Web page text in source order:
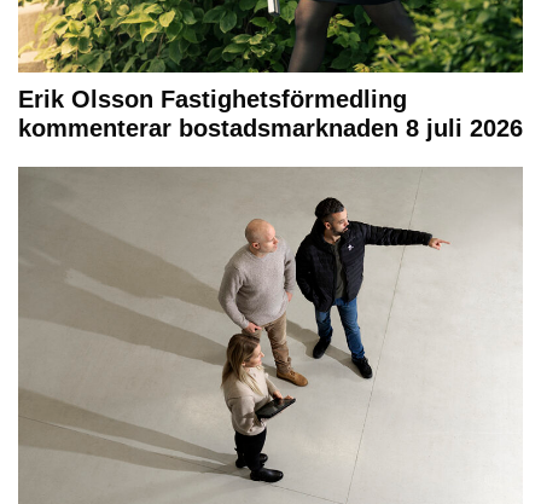
Erik Olsson Fastighetsförmedling
kommenterar bostadsmarknaden 8 juli 2026